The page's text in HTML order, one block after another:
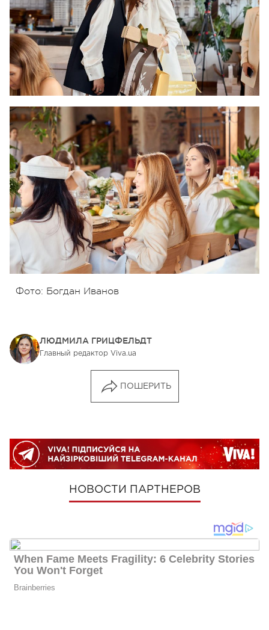
Фото: Богдан Иванов
ЛЮДМИЛА ГРИЦФЕЛЬДТ
Главный редактор Viva.ua
ПОШЕРИТЬ
НОВОСТИ ПАРТНЕРОВ